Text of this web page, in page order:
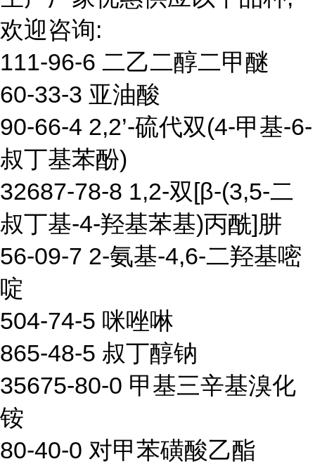
欢迎咨询:
111-96-6 二乙二醇二甲醚
60-33-3 亚油酸
90-66-4 2,2’-硫代双(4-甲基-6-
叔丁基苯酚)
32687-78-8 1,2-双[β-(3,5-二
叔丁基-4-羟基苯基)丙酰]肼
56-09-7 2-氨基-4,6-二羟基嘧
啶
504-74-5 咪唑啉
865-48-5 叔丁醇钠
35675-80-0 甲基三辛基溴化
铵
80-40-0 对甲苯磺酸乙酯